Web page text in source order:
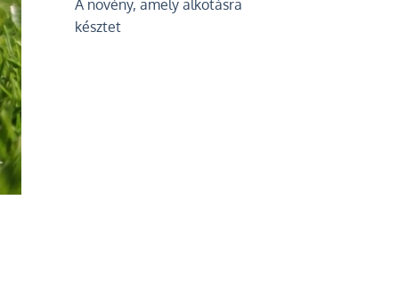
A növény, amely alkotásra
késztet